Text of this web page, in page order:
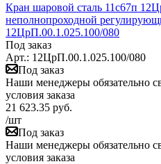
Кран шаровой сталь 11с67п
неполнопроходной
12ЦрП.00.1.025.100/080
Под заказ
Арт.: 12ЦрП.00.1.025.100/080
Под заказ
Наши менеджеры обязательно
условия заказа
21 623.35 руб.
/шт
Под заказ
Наши менеджеры обязательно
условия заказа